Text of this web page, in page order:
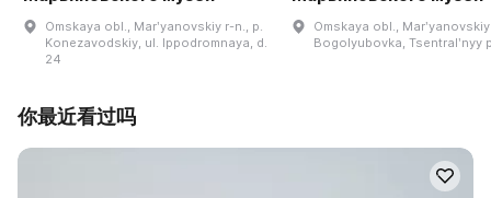
Omskaya obl., Marʹyanovskiy r-n., p.
Konezavodskiy, ul. Ippodromnaya, d.
24
Omskaya obl.,
Bogolyubovka, Tsentralʹnyy
你最近看过吗